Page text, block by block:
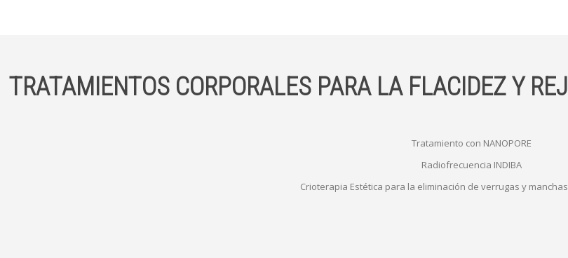
TRATAMIENTOS CORPORALES PARA LA FLACIDEZ Y
Tratamiento con NANOPORE
Radiofrecuencia INDIBA
Crioterapia Estética para la eliminación de verrugas y